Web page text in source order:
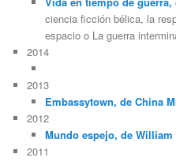
ciencia ficción bélica, la
espacio o La guerra
2014
2013
Embassytown, de China
2012
Mundo espejo, de William
2011